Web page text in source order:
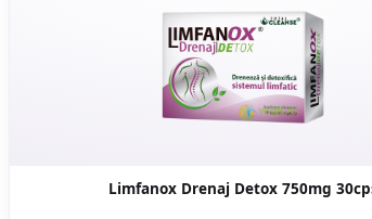
Limfanox Drenaj Detox 750mg